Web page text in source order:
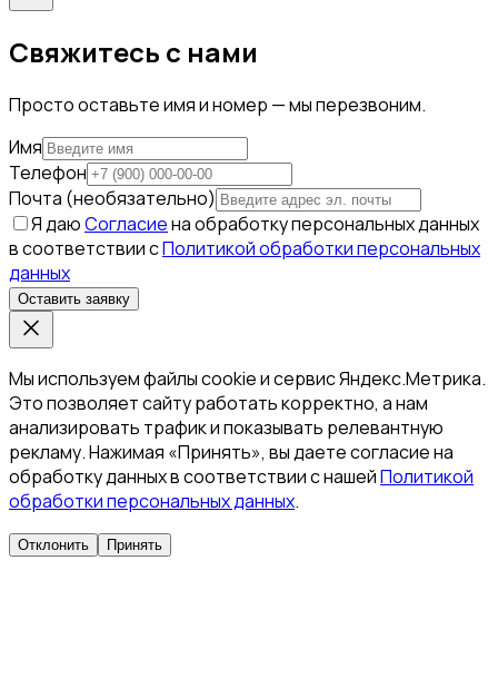
Свяжитесь с нами
Просто оставьте имя и номер — мы перезвоним.
Имя
Телефон
Почта (необязательно)
Я даюСогласиена обработку персональных данных
в соответствии сПолитикой обработки персональных
данных
Оставить заявку
Мы используем файлы cookie и сервис Яндекс.Метрика.
Это позволяет сайту работать корректно, а нам
анализировать трафик и показывать релевантную
рекламу. Нажимая «Принять», вы даете согласие на
обработку данных в соответствии с нашейПолитикой
обработки персональных данных.
Отклонить Принять